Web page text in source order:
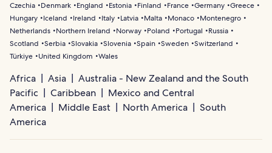
Czechia
Denmark England Estonia Finland France Germany Greece
Hungary
Iceland Ireland Italy Latvia Malta Monaco
Montenegro
Netherlands
Northern Ireland Norway Poland Portugal
Russia
Scotland
Serbia Slovakia Slovenia Spain Sweden Switzerland
Türkiye
United Kingdom Wales
Africa Asia
Australia - New Zealand and the South
Pacific
Caribbean
Mexico and Central
America
Middle East North America
South
America